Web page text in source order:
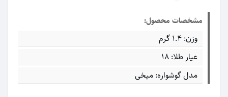
مشخصات محصول:
وزن: ۱.۴ گرم
عیار طلا: ۱۸
مدل گوشواره: میخی